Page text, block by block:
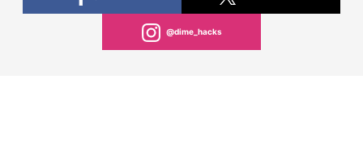
@dime_hacks